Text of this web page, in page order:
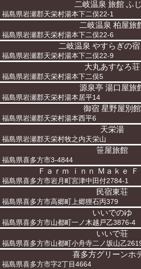
二岐温泉 旅館 ふ
福島県岩瀬郡天栄村湯本下二俣22-1
二岐温泉 柏屋旅
福島県岩瀬郡天栄村湯本下二俣22-6
二岐温泉 やすらぎの
福島県岩瀬郡天栄村湯本下二俣22-9
大丸あすなろ荘
福島県岩瀬郡天栄村湯本下二俣5
源泉亭 湯口屋旅
福島県岩瀬郡天栄村湯本居平14
御宿 星野屋別館
福島県岩瀬郡天栄村湯本西平6
天栄湯
福島県岩瀬郡天栄村牧之内天栄山
笹屋旅館
福島県喜多方市3-4844
Ｆａｒｍ ｉｎｎ Ｍａｋｅ Ｆ
福島県喜多方市岩月町宮津中田付2784-1
民宿東荘
福島県喜多方市高郷町上郷狸石丙379
いいでのゆ
福島県喜多方市山都町一ノ木越戸乙3876-4
いいで荘
福島県喜多方市山都町小舟寺二ノ坂山乙
喜多方グリーンホ
福島県喜多方市字2丁目4664